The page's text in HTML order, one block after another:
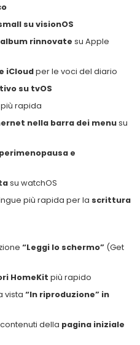
su visionOS
rinnovate su Apple
iCloudper le voci del diario
su tvOS
più rapida
nella barra dei menusu
perimenopausa e
su watchOS
più rapida per la scrittura
“Leggi lo schermo” (Get
HomeKit più rapido
vista “In riproduzione” in
della pagina iniziale